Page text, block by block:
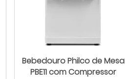
Bebedouro Philco de Mesa
PBE11 com Compressor